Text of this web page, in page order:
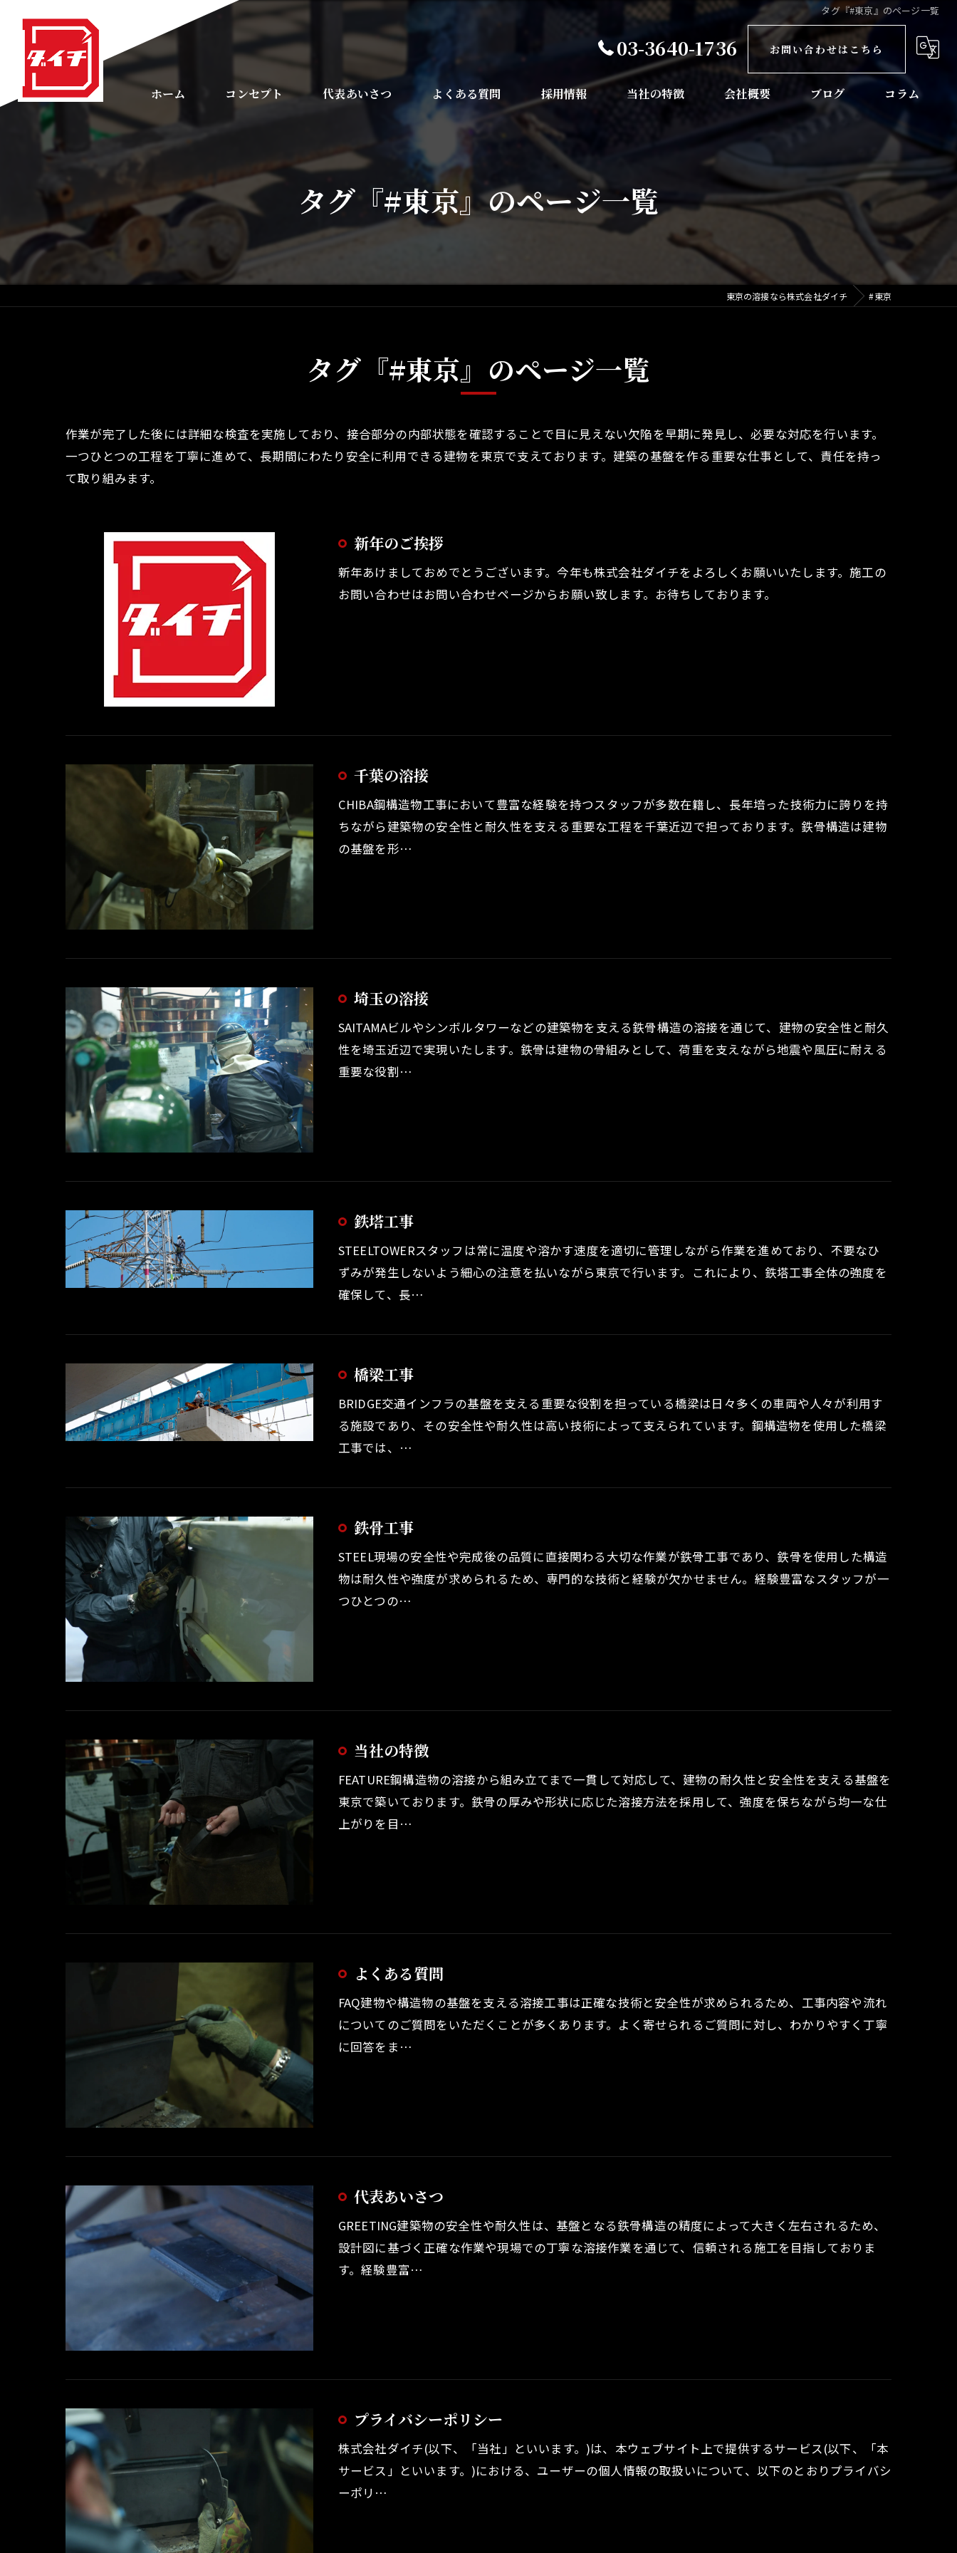
タグ『#東京』のページ一覧
03-3640-1736 お問い合わせはこちら
ホーム コンセプト 代表あいさつ よくある質問 採用情報 当社の特徴
鉄塔工事
埼玉の溶接
会社概要 ブログ コラム
タグ『#東京』のページ一覧
東京の溶接なら株式会社ダイチ #東京
タグ『#東京』のページ一覧
作業が完了した後には詳細な検査を実施しており、接合部分の内部状態を確認することで目に見えない欠陥を早期に発見し、必要な対応を行います。
一つひとつの工程を丁寧に進めて、長期間にわたり安全に利用できる建物を東京で支えております。建築の基盤を作る重要な仕事として、責任を持っ
て取り組みます。
新年のご挨拶
新年あけましておめでとうございます。今年も株式会社ダイチをよろしくお願いいたします。施工の
お問い合わせはお問い合わせページからお願い致します。お待ちしております。
千葉の溶接
CHIBA鋼構造物工事において豊富な経験を持つスタッフが多数在籍し、長年培った技術力に誇りを持
ちながら建築物の安全性と耐久性を支える重要な工程を千葉近辺で担っております。鉄骨構造は建物
の基盤を形…
埼玉の溶接
SAITAMAビルやシンボルタワーなどの建築物を支える鉄骨構造の溶接を通じて、建物の安全性と耐久
性を埼玉近辺で実現いたします。鉄骨は建物の骨組みとして、荷重を支えながら地震や風圧に耐える
重要な役割…
鉄塔工事
STEELTOWERスタッフは常に温度や溶かす速度を適切に管理しながら作業を進めており、不要なひ
ずみが発生しないよう細心の注意を払いながら東京で行います。これにより、鉄塔工事全体の強度を
確保して、長…
橋梁工事
BRIDGE交通インフラの基盤を支える重要な役割を担っている橋梁は日々多くの車両や人々が利用す
る施設であり、その安全性や耐久性は高い技術によって支えられています。鋼構造物を使用した橋梁
工事では、…
鉄骨工事
STEEL現場の安全性や完成後の品質に直接関わる大切な作業が鉄骨工事であり、鉄骨を使用した構造
物は耐久性や強度が求められるため、専門的な技術と経験が欠かせません。経験豊富なスタッフが一
つひとつの…
当社の特徴
FEATURE鋼構造物の溶接から組み立てまで一貫して対応して、建物の耐久性と安全性を支える基盤を
東京で築いております。鉄骨の厚みや形状に応じた溶接方法を採用して、強度を保ちながら均一な仕
上がりを目…
よくある質問
FAQ建物や構造物の基盤を支える溶接工事は正確な技術と安全性が求められるため、工事内容や流れ
についてのご質問をいただくことが多くあります。よく寄せられるご質問に対し、わかりやすく丁寧
に回答をま…
代表あいさつ
GREETING建築物の安全性や耐久性は、基盤となる鉄骨構造の精度によって大きく左右されるため、
設計図に基づく正確な作業や現場での丁寧な溶接作業を通じて、信頼される施工を目指しておりま
す。経験豊富…
プライバシーポリシー
株式会社ダイチ(以下、「当社」といいます。)は、本ウェブサイト上で提供するサービス(以下、「本
サービス」といいます。)における、ユーザーの個人情報の取扱いについて、以下のとおりプライバシ
ーポリ…